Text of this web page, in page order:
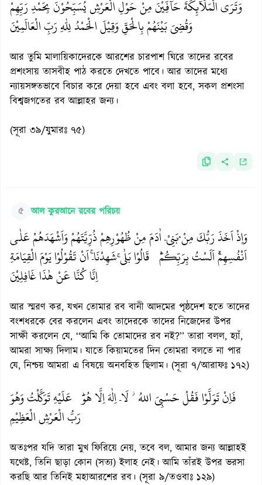
وَتَرَى الْمَلَآئِكَةَ حَآفِّيْنَ مِنْ حَوْلِ الْعَرْشِ يُسَبِّحُوْنَ بِحَمْدِ رَبِّهِمْ
وَقُضِيَ بَيْنَهُمْ بِالْحَقِّ وَقِيْلَ الْحَمْدُ لِلّٰهِ رَبِّ الْعَالَمِيْنَ
আর তুমি মালায়িকাদেরকে আরশের চারপাশ ঘিরে তাদের রবের
প্রশংসায় তাসবীহ পাঠ করতে দেখতে পাবে। আর তাদের মধ্যে
ন্যায়সঙ্গতভাবে বিচার করে দেয়া হবে এবং বলা হবে, সকল প্রশংসা
বিশ্বজগতের রব আল্লাহর জন্য।
(সূরা ৩৯/যুমারঃ ৭৫)
৫ আল কুরআনে রবের পরিচয়
وَاِذْ اَخَذَ رَبُّكَ مِنْ ۢبَنِيْۤ اٰدَمَ مِنْ ظُهُوْرِهِمْ ذُرِّيَّتَهُمْ وَاَشْهَدَهُمْ عَلٰۤى
اَنْفُسِهِمْۚ اَلَسْتُ بِرَبِّكُمْؕ قَالُوْا بَلٰىۚ شَهِدْنَاۤۚ اَنْ تَقُوْلُوْا يَوْمَ الْقِيَامَةِ
اِنَّا كُنَّا عَنْ هٰذَا غَافِلِيْنَ
আর স্মরণ কর, যখন তোমার রব বানী আদমের পৃষ্ঠদেশ হতে তাদের
বংশধরকে বের করলেন এবং তাদেরকে তাদের নিজেদের উপর
সাক্ষী করলেন যে, ‘‘আমি কি তোমাদের রব নই?’’ তারা বলল, হ্যাঁ,
আমরা সাক্ষ্য দিলাম। যাতে কিয়ামতের দিন তোমরা বলতে না পার
যে, নিশ্চয় আমরা এ বিষয়ে অনবহিত ছিলাম। (সূরা ৭/আরাফঃ ১৭২)
فَاِنْ تَوَلَّوْا فَقُلْ حَسْبِيَ اللهُؗ لَاۤ اِلٰهَ اِلَّا هُوَؕ عَلَيْهِ تَوَكَّلْتُ وَهُوَ
رَبُّ الْعَرْشِ الْعَظِيْمِ
অতঃপর যদি তারা মুখ ফিরিয়ে নেয়, তবে বল, আমার জন্য আল্লাহই
যথেষ্ট, তিনি ছাড়া কোন (সত্য) ইলাহ নেই। আমি তাঁরই উপর ভরসা
করছি আর তিনিই মহাআরশের রব। (সূরা ৯/তওবাঃ ১২৯)